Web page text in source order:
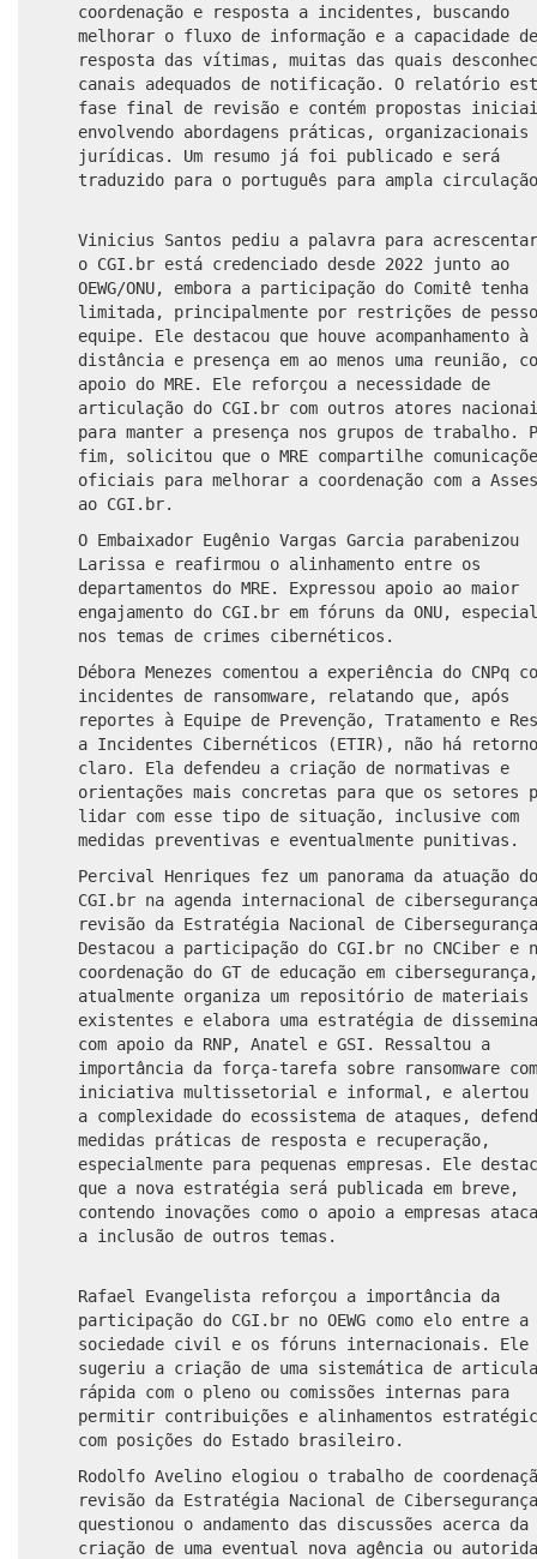
coordenação e resposta a incidentes, buscando
melhorar o fluxo de informação e a capacidade de
resposta das vítimas, muitas das quais
canais adequados de notificação. O relatório
fase final de revisão e contém propostas
envolvendo abordagens práticas, organizacionais
jurídicas. Um resumo já foi publicado e será
traduzido para o português para ampla
Vinicius Santos pediu a palavra para
o CGI.br está credenciado desde 2022 junto ao
OEWG/ONU, embora a participação do Comitê
limitada, principalmente por restrições de
equipe. Ele destacou que houve acompanhamento à
distância e presença em ao menos uma reunião,
apoio do MRE. Ele reforçou a necessidade de
articulação do CGI.br com outros atores
para manter a presença nos grupos de trabalho.
fim, solicitou que o MRE compartilhe
oficiais para melhorar a coordenação com a
ao CGI.br.
O Embaixador Eugênio Vargas Garcia parabenizou
Larissa e reafirmou o alinhamento entre os
departamentos do MRE. Expressou apoio ao maior
engajamento do CGI.br em fóruns da ONU,
nos temas de crimes cibernéticos.
Débora Menezes comentou a experiência do CNPq
incidentes de ransomware, relatando que, após
reportes à Equipe de Prevenção, Tratamento e
a Incidentes Cibernéticos (ETIR), não há retorno
claro. Ela defendeu a criação de normativas e
orientações mais concretas para que os setores
lidar com esse tipo de situação, inclusive com
medidas preventivas e eventualmente punitivas.
Percival Henriques fez um panorama da atuação do
CGI.br na agenda internacional de
revisão da Estratégia Nacional de
Destacou a participação do CGI.br no CNCiber e
coordenação do GT de educação em
atualmente organiza um repositório de materiais
existentes e elabora uma estratégia de
com apoio da RNP, Anatel e GSI. Ressaltou a
importância da força-tarefa sobre ransomware
iniciativa multissetorial e informal, e alertou
a complexidade do ecossistema de ataques,
medidas práticas de resposta e recuperação,
especialmente para pequenas empresas. Ele
que a nova estratégia será publicada em breve,
contendo inovações como o apoio a empresas
a inclusão de outros temas.
Rafael Evangelista reforçou a importância da
participação do CGI.br no OEWG como elo entre a
sociedade civil e os fóruns internacionais. Ele
sugeriu a criação de uma sistemática de
rápida com o pleno ou comissões internas para
permitir contribuições e alinhamentos
com posições do Estado brasileiro.
Rodolfo Avelino elogiou o trabalho de
revisão da Estratégia Nacional de
questionou o andamento das discussões acerca da
criação de uma eventual nova agência ou